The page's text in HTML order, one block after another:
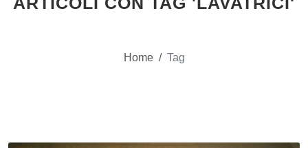
Home / Tag